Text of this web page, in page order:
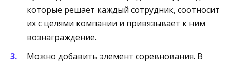
которые решает каждый сотрудник, соотносит
их с целями компании и привязывает к ним
вознаграждение.
Можно добавить элемент соревнования. В